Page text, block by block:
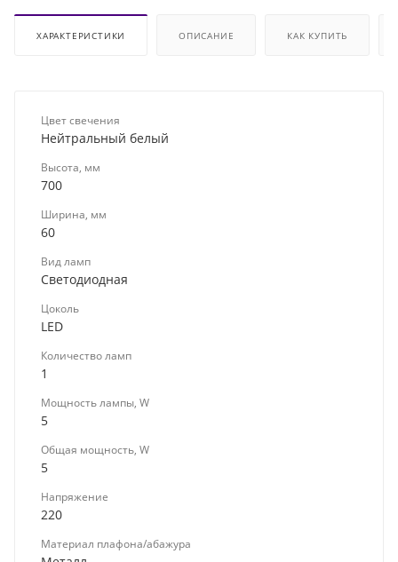
ХАРАКТЕРИСТИКИ ОПИСАНИЕ КАК КУПИТЬ
Цвет свечения
Нейтральный белый
Высота, мм
700
Ширина, мм
60
Вид ламп
Светодиодная
Цоколь
LED
Количество ламп
1
Мощность лампы, W
5
Общая мощность, W
5
Напряжение
220
Материал плафона/абажура